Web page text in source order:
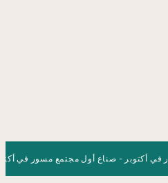
- صناع أول مجتمع مسور في أكتوبر -